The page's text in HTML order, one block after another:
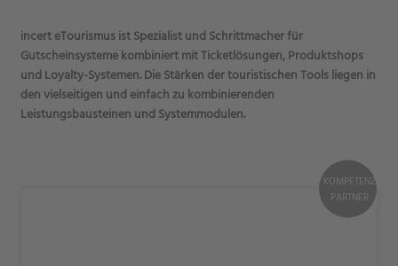
KOMPETENZ
PARTNER
incert eTourismus ist Spezialist und Schrittmacher für
Gutscheinsysteme kombiniert mit Ticketlösungen, Produktshops
und Loyalty-Systemen. Die Stärken der touristischen Tools liegen in
den vielseitigen und einfach zu kombinierenden
Leistungsbausteinen und Systemmodulen.